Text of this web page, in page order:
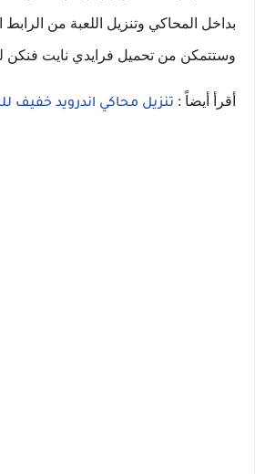
بداخل المحاكي وتنزيل اللعبة من الرابط
وستتمكن من تحميل فرايدي نايت فنكن
أقرأ أيضاً : تنزيل محاكي اندرويد خفيف